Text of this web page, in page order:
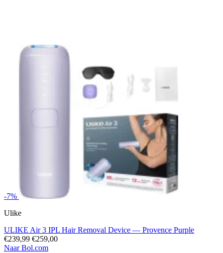
-7%
Ulike
ULIKE Air 3 IPL Hair Removal Device — Provence Purple
€239,99 €259,00
Naar Bol.com